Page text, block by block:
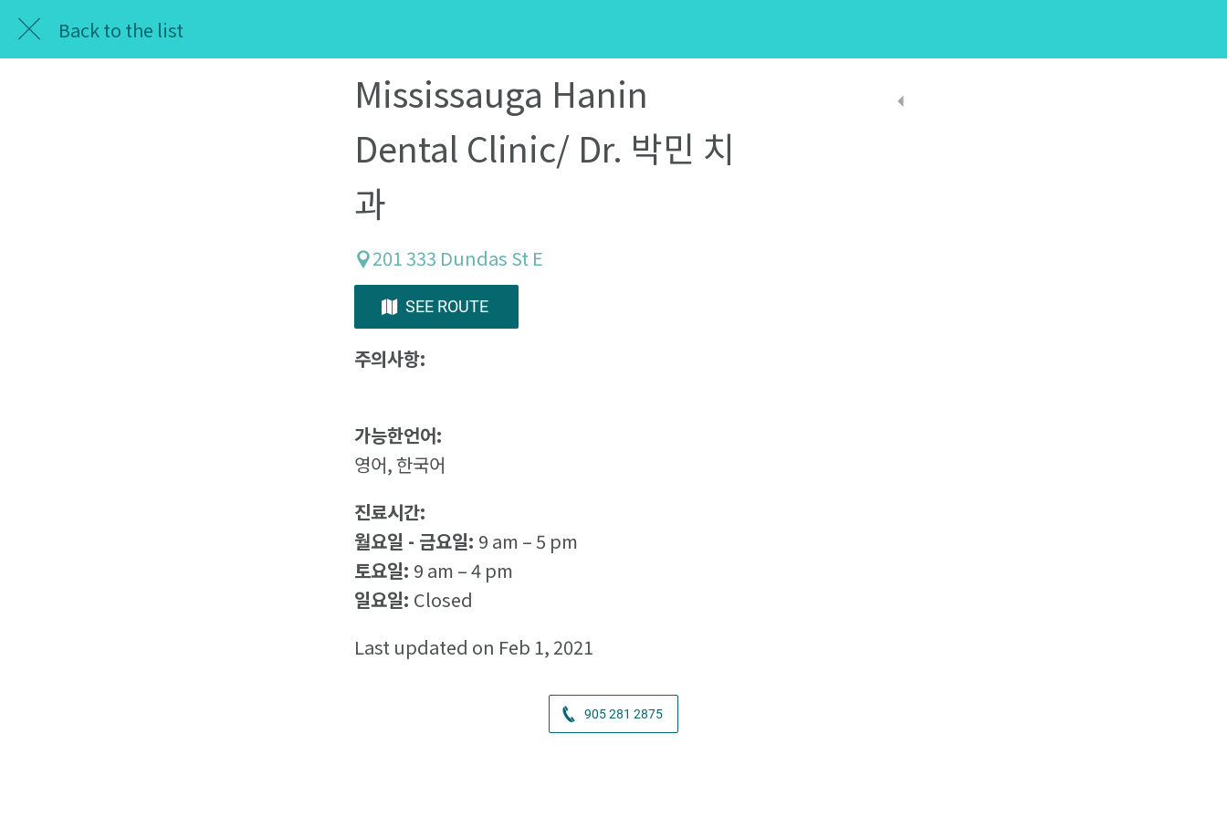
Back to the list
Mississauga Hanin
Dental Clinic/ Dr. 박민 치
과
201 333 Dundas St E
SEE ROUTE
주의사항:
가능한언어:
영어, 한국어
진료시간:
월요일 - 금요일: 9 am – 5 pm
토요일: 9 am – 4 pm
일요일: Closed
Last updated on Feb 1, 2021
905 281 2875